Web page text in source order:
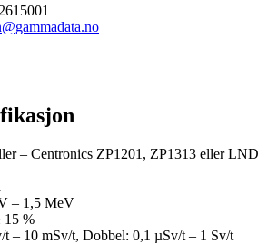
– Centronics ZP1201, ZP1313 eller LND
– 1,5 MeV
15 %
t – 10 mSv/t, Dobbel: 0,1 µSv/t – 1 Sv/t